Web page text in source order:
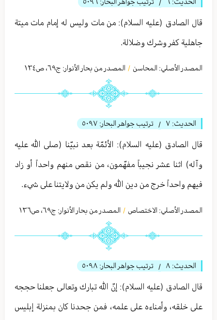
/
قال الصادق (عليه السلام): من مات وليس له إمام مات ميتة
جاهلية كفر وشرك وضلالة.
المصدر الأصلي: المحاسن / المصدر من بحار الأنوار: ج٦٩، ص١٣٤
الحديث: ٧ / ترتيب جواهر البحار: ٥٠٩٧
قال الصادق (عليه السلام): الأئمّة بعد نبيّنا (صلى الله عليه
وآله) اثنا عشر نجيباً مفهّمون، من نقص منهم واحداً أو زاد
فيهم واحداً خرج من دين الله ولم يكن من ولايتنا على شيء.
المصدر الأصلي: الاختصاص / المصدر من بحار الأنوار: ج٦٩، ص١٣٦
الحديث: ٨ / ترتيب جواهر البحار: ٥٠٩٨
قال الصادق (عليه السلام): إنّ الله تبارك وتعالى جعلنا حججه
على خلقه، وأمناءه على علمه، فمن جحدنا كان بمنزلة إبليس